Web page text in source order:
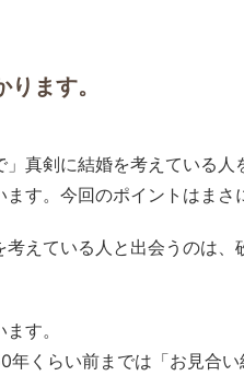
ます。
真剣に結婚を考えている人
す。今回のポイントはまさ
考えている人と出会うのは
す。
年くらい前までは「お見合